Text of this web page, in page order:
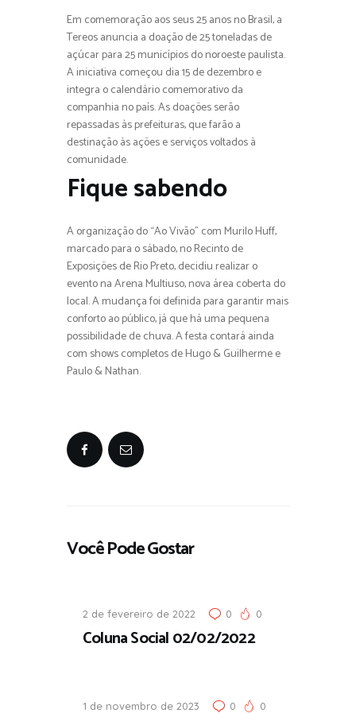
Em comemoração aos seus 25 anos no Brasil, a
Tereos anuncia a doação de 25 toneladas de
açúcar para 25 municípios do noroeste paulista.
A iniciativa começou dia 15 de dezembro e
integra o calendário comemorativo da
companhia no país. As doações serão
repassadas às prefeituras, que farão a
destinação às ações e serviços voltados à
comunidade.
Fique sabendo
A organização do “Ao Vivão” com Murilo Huff,
marcado para o sábado, no Recinto de
Exposições de Rio Preto, decidiu realizar o
evento na Arena Multiuso, nova área coberta do
local. A mudança foi definida para garantir mais
conforto ao público, já que há uma pequena
possibilidade de chuva. A festa contará ainda
com shows completos de Hugo & Guilherme e
Paulo & Nathan.
Você Pode Gostar
2 de fevereiro de 2022 0 0
Coluna Social 02/02/2022
1 de novembro de 2023 0 0